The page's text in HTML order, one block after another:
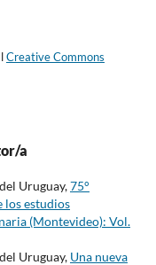
Creative Commons
a
Uruguay,75°
los estudios
(Montevideo): Vol.
Uruguay, Una nueva